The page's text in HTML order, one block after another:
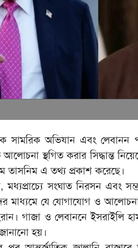
সামরিক অভিযান এবং লেবানন
স্থগিত করার সিদ্ধান্ত
তাসনিম এ তথ্য প্রকাশ করেছে।
মধ্যপ্রাচ্যে সংঘাত নিরসন এবং
মাধ্যমে যে যোগাযোগ ও
গাজা ও লেবাননে ইসরাইলি
হয়।